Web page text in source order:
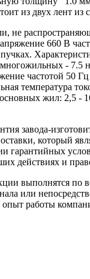
из двух лент
660 В
пучках.
-
частотой 50
температура
жил: 2,5
завода-
который
гарантийных
действиях и
выполнятся по
или
работы